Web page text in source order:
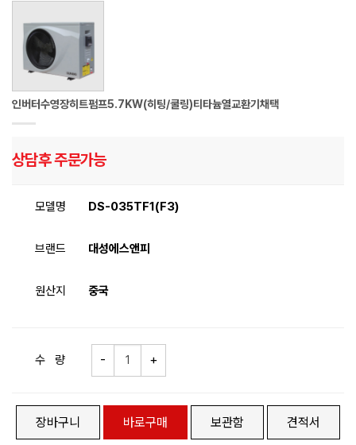
인버터수영장히트펌프5.7KW(히팅/쿨링)티타늄열교환기채택
상담후 주문가능
모델명 DS-035TF1(F3)
브랜드 대성에스앤피
원산지 중국
수 량
장바구니 바로구매 보관함 견적서